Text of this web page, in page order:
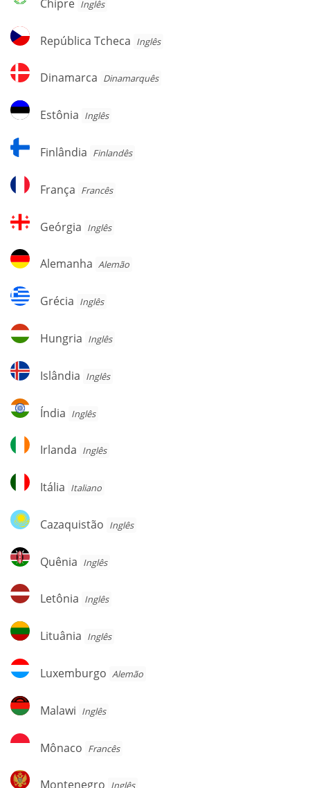
Chipre Inglês
República
Tcheca
República Tcheca Inglês
Dinamarca
Dinamarca Dinamarquês
Estônia
Estônia Inglês
Finlândia
Finlândia Finlandês
França
França Francês
Geórgia
Geórgia Inglês
Alemanha
Alemanha Alemão
Grécia
Grécia Inglês
Hungria
Hungria Inglês
Islândia
Islândia Inglês
Índia
Índia Inglês
Irlanda
Irlanda Inglês
Itália
Itália Italiano
Cazaquistão
Cazaquistão Inglês
Quênia
Quênia Inglês
Letônia
Letônia Inglês
Lituânia
Lituânia Inglês
Luxemburgo
Luxemburgo Alemão
Malawi
Malawi Inglês
Mônaco
Mônaco Francês
Montenegro
Montenegro